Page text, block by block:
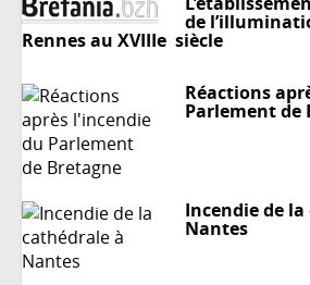
de
Rennes au XVIIIe siècle
Réactions
Parlement de
Incendie de
Nantes